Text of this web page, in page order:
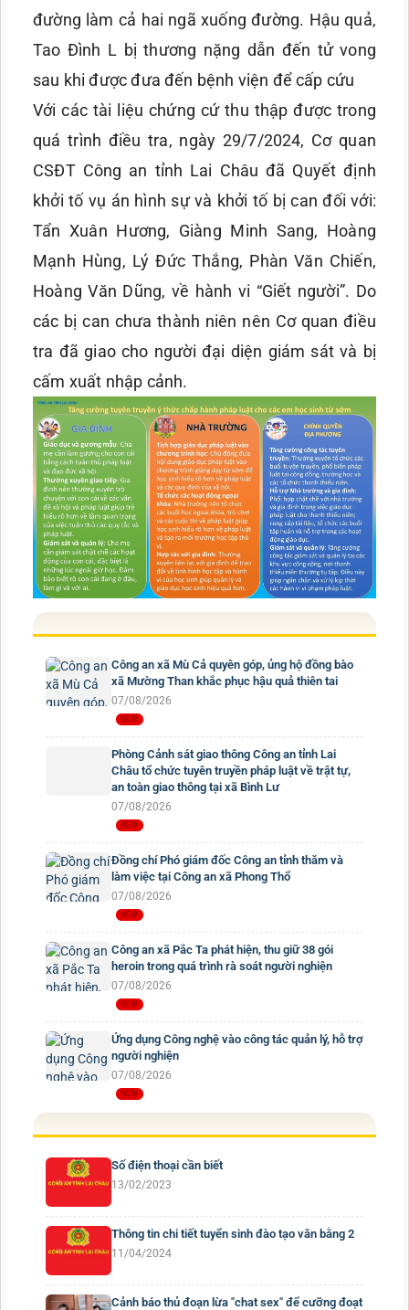
đường làm cả hai ngã xuống đường. Hậu quả,
Tao Đình L bị thương nặng dẫn đến tử vong
sau khi được đưa đến bệnh viện để cấp cứu
Với các tài liệu chứng cứ thu thập được trong
quá trình điều tra, ngày 29/7/2024, Cơ quan
CSĐT Công an tỉnh Lai Châu đã Quyết định
khởi tố vụ án hình sự và khởi tố bị can đối với:
Tẩn Xuân Hương, Giàng Minh Sang, Hoàng
Mạnh Hùng, Lý Đức Thắng, Phàn Văn Chiến,
Hoàng Văn Dũng, về hành vi “Giết người”. Do
các bị can chưa thành niên nên Cơ quan điều
tra đã giao cho người đại diện giám sát và bị
cấm xuất nhập cảnh.
Công an xã Mù Cả quyên góp, ủng hộ đồng bào
xã Mường Than khắc phục hậu quả thiên tai
07/08/2026
Phòng Cảnh sát giao thông Công an tỉnh Lai
Châu tổ chức tuyên truyền pháp luật về trật tự,
an toàn giao thông tại xã Bình Lư
07/08/2026
Đồng chí Phó giám đốc Công an tỉnh thăm và
làm việc tại Công an xã Phong Thổ
07/08/2026
Công an xã Pắc Ta phát hiện, thu giữ 38 gói
heroin trong quá trình rà soát người nghiện
07/08/2026
Ứng dụng Công nghệ vào công tác quản lý, hỗ trợ
người nghiện
07/08/2026
Số điện thoại cần biết
13/02/2023
Thông tin chi tiết tuyển sinh đào tạo văn bằng 2
11/04/2024
Cảnh báo thủ đoạn lừa "chat sex" để cưỡng đoạt